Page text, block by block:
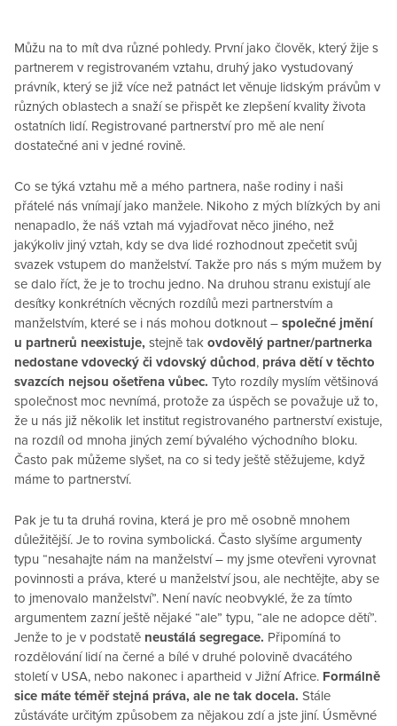
Můžu na to mít dva různé pohledy. První jako člověk, který žije s
partnerem v registrovaném vztahu, druhý jako vystudovaný
právník, který se již více než patnáct let věnuje lidským právům v
různých oblastech a snaží se přispět ke zlepšení kvality života
ostatních lidí. Registrované partnerství pro mě ale není
dostatečné ani v jedné rovině.
Co se týká vztahu mě a mého partnera, naše rodiny i naši
přátelé nás vnímají jako manžele. Nikoho z mých blízkých by ani
nenapadlo, že náš vztah má vyjadřovat něco jiného, než
jakýkoliv jiný vztah, kdy se dva lidé rozhodnout zpečetit svůj
svazek vstupem do manželství. Takže pro nás s mým mužem by
se dalo říct, že je to trochu jedno. Na druhou stranu existují ale
desítky konkrétních věcných rozdílů mezi partnerstvím a
manželstvím, které se i nás mohou dotknout – společné jmění
u partnerů neexistuje, stejně tak ovdovělý partner/partnerka
nedostane vdovecký či vdovský důchod, práva dětí v těchto
svazcích nejsou ošetřena vůbec. Tyto rozdíly myslím většinová
společnost moc nevnímá, protože za úspěch se považuje už to,
že u nás již několik let institut registrovaného partnerství existuje,
na rozdíl od mnoha jiných zemí bývalého východního bloku.
Často pak můžeme slyšet, na co si tedy ještě stěžujeme, když
máme to partnerství.
Pak je tu ta druhá rovina, která je pro mě osobně mnohem
důležitější. Je to rovina symbolická. Často slyšíme argumenty
typu “nesahajte nám na manželství – my jsme otevřeni vyrovnat
povinnosti a práva, které u manželství jsou, ale nechtějte, aby se
to jmenovalo manželství”. Není navíc neobvyklé, že za tímto
argumentem zazní ještě nějaké “ale” typu, “ale ne adopce dětí”.
Jenže to je v podstatě neustálá segregace. Připomíná to
rozdělování lidí na černé a bílé v druhé polovině dvacátého
století v USA, nebo nakonec i apartheid v Jižní Africe. Formálně
sice máte téměř stejná práva, ale ne tak docela. Stále
zůstáváte určitým způsobem za nějakou zdí a jste jiní. Úsměvné